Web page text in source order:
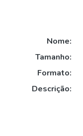
Nome:
Tamanho:
Formato:
Descrição: